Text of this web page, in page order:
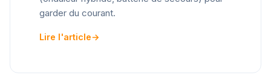
garder du courant.
Lire l'article→